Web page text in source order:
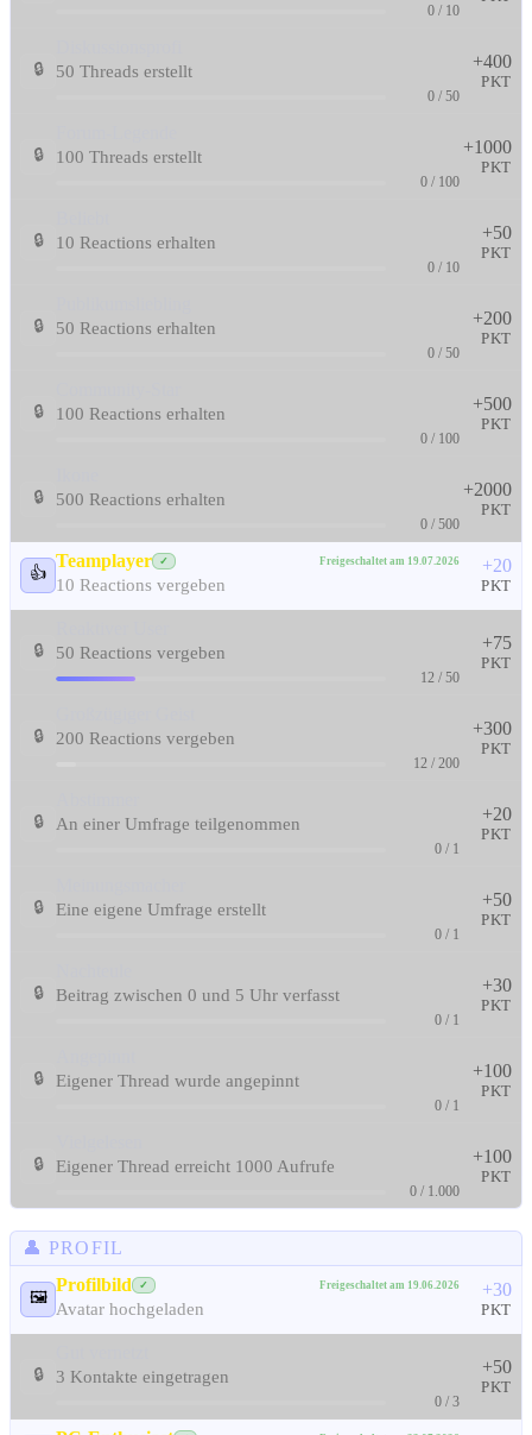
0 / 10
🔒 50 Threads erstellt
0 / 50
+400
PKT
🔒 100 Threads erstellt
0 / 100
+1000
PKT
🔒 10 Reactions erhalten
0 / 10
+50
PKT
🔒 50 Reactions erhalten
0 / 50
+200
PKT
🔒 100 Reactions erhalten
0 / 100
+500
PKT
🔒 500 Reactions erhalten
0 / 500
+2000
PKT
👍
Teamplayer ✓ Freigeschaltet am 19.07.2026
10 Reactions vergeben
+20
PKT
🔒 50 Reactions vergeben
12 / 50
+75
PKT
🔒 200 Reactions vergeben
12 / 200
+300
PKT
🔒 An einer Umfrage teilgenommen
0 / 1
+20
PKT
🔒 Eine eigene Umfrage erstellt
0 / 1
+50
PKT
🔒 Beitrag zwischen 0 und 5 Uhr verfasst
0 / 1
+30
PKT
🔒 Eigener Thread wurde angepinnt
0 / 1
+100
PKT
🔒 Eigener Thread erreicht 1000 Aufrufe
0 / 1.000
+100
PKT
👤 PROFIL
🖼️
Profilbild ✓ Freigeschaltet am 19.06.2026
Avatar hochgeladen
+30
PKT
🔒 3 Kontakte eingetragen
0 / 3
+50
PKT